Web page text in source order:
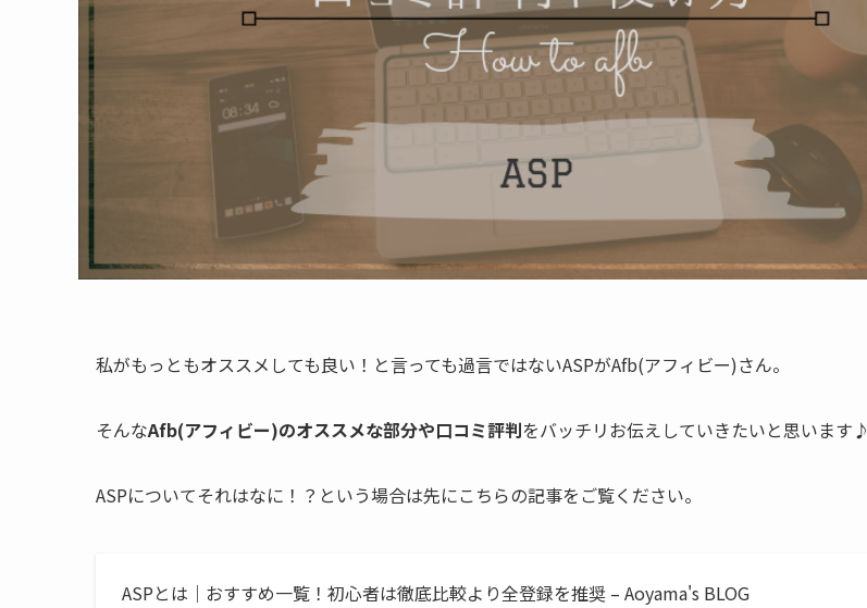
私がもっともオススメしても良い！と言っても過言ではないASPがAfb(アフィビー)さん。
そんなAfb(アフィビー)のオススメな部分や口コミ評判をバッチリお伝えしていきたいと思います♪
ASPについてそれはなに！？という場合は先にこちらの記事をご覧ください。
ASPとは｜おすすめ一覧！初心者は徹底比較より全登録を推奨 – Aoyama's BLOG